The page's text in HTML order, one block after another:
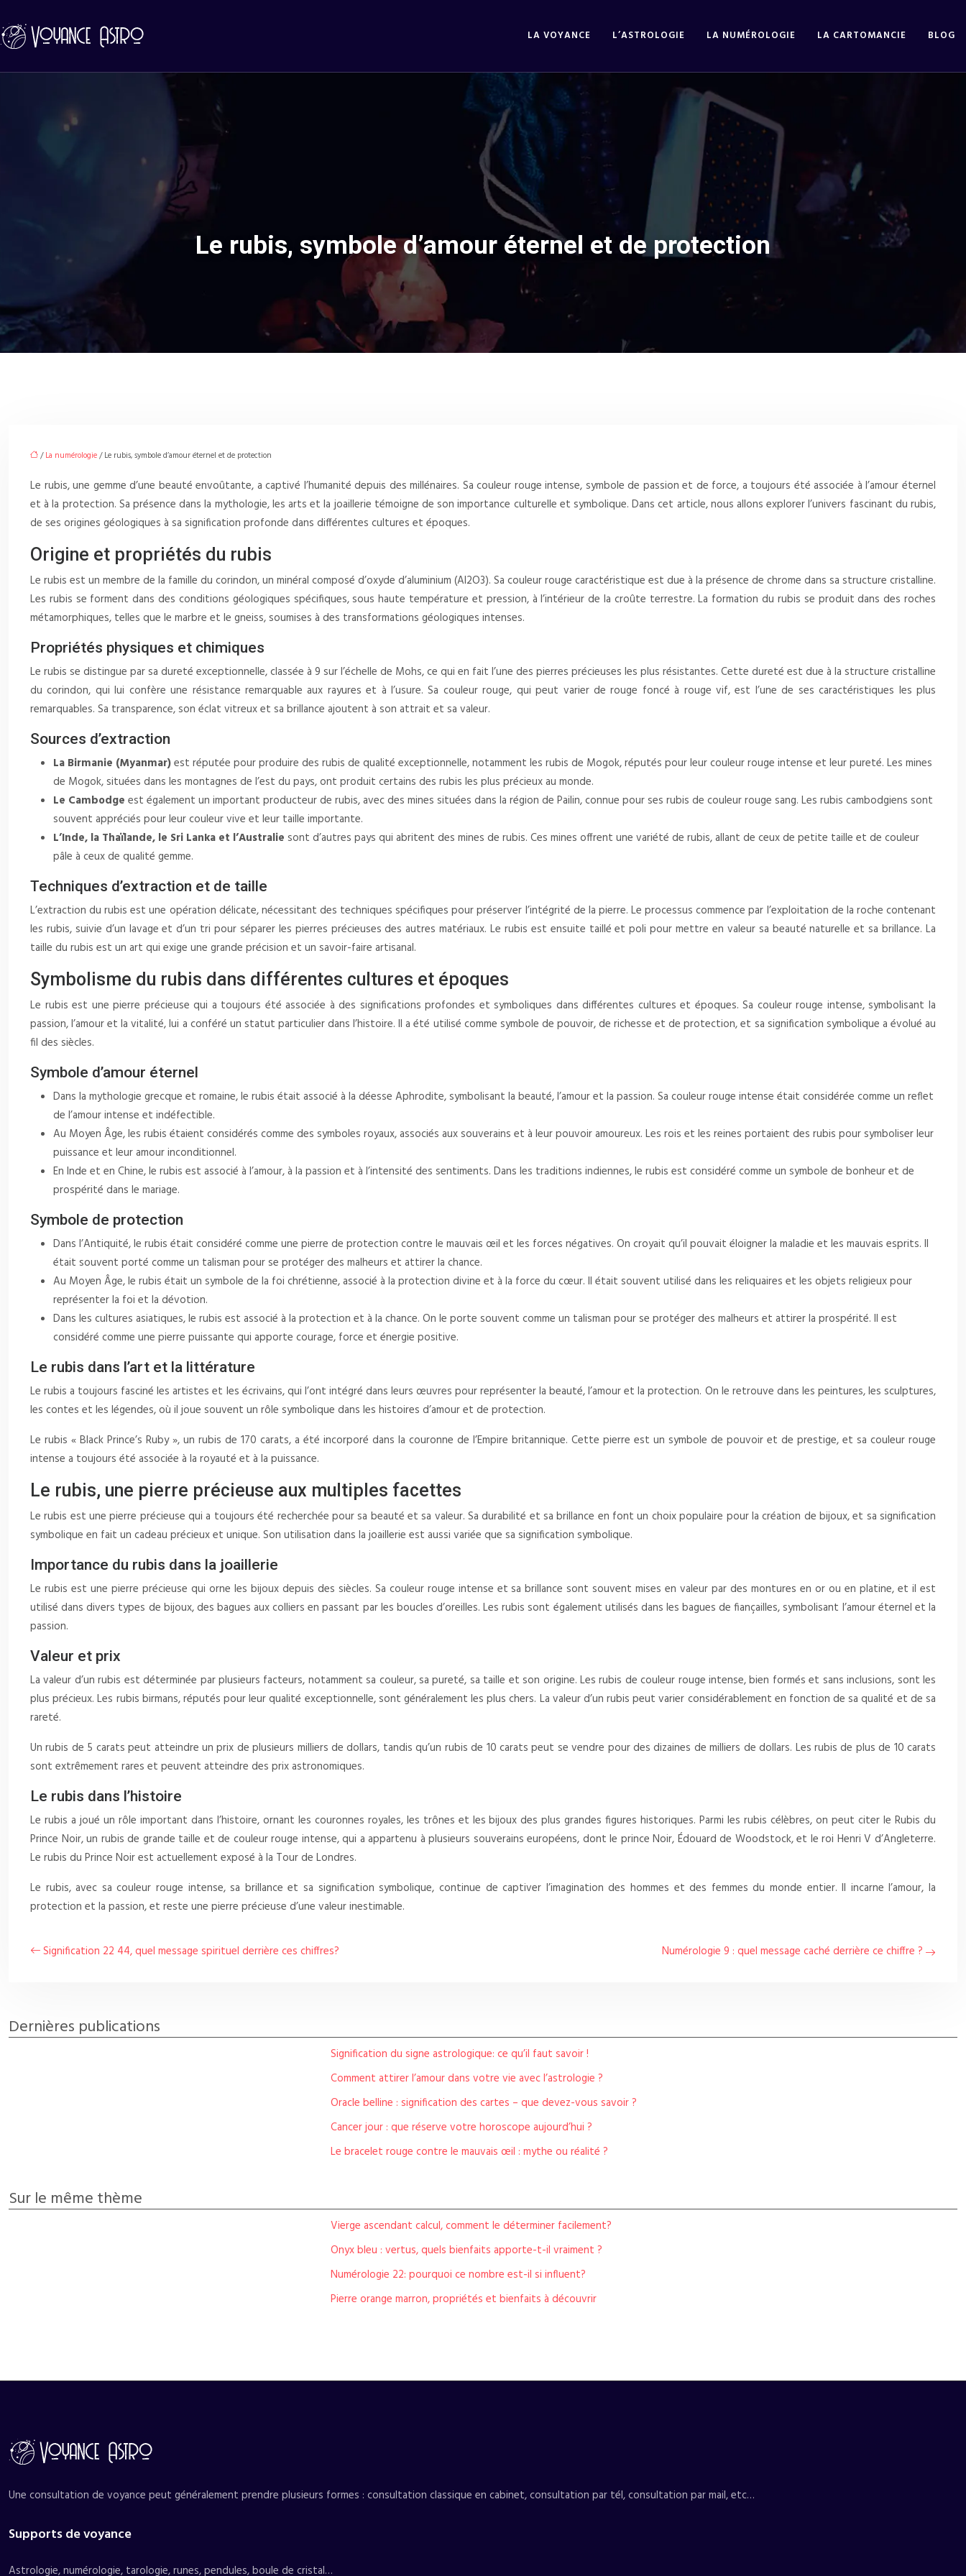
LA VOYANCE L’ASTROLOGIE LA NUMÉROLOGIE LA CARTOMANCIE BLOG
Le rubis, symbole d’amour éternel et de protection
/La numérologie/ Le rubis, symbole d’amour éternel et de protection
Le rubis, une gemme d’une beauté envoûtante, a captivé l’humanité depuis des millénaires. Sa couleur rouge intense, symbole de passion et de force, a toujours été associée à l’amour éternel
et à la protection. Sa présence dans la mythologie, les arts et la joaillerie témoigne de son importance culturelle et symbolique. Dans cet article, nous allons explorer l’univers fascinant du rubis,
de ses origines géologiques à sa signification profonde dans différentes cultures et époques.
Origine et propriétés du rubis
Le rubis est un membre de la famille du corindon, un minéral composé d’oxyde d’aluminium (Al2O3). Sa couleur rouge caractéristique est due à la présence de chrome dans sa structure cristalline.
Les rubis se forment dans des conditions géologiques spécifiques, sous haute température et pression, à l’intérieur de la croûte terrestre. La formation du rubis se produit dans des roches
métamorphiques, telles que le marbre et le gneiss, soumises à des transformations géologiques intenses.
Propriétés physiques et chimiques
Le rubis se distingue par sa dureté exceptionnelle, classée à 9 sur l’échelle de Mohs, ce qui en fait l’une des pierres précieuses les plus résistantes. Cette dureté est due à la structure cristalline
du corindon, qui lui confère une résistance remarquable aux rayures et à l’usure. Sa couleur rouge, qui peut varier de rouge foncé à rouge vif, est l’une de ses caractéristiques les plus
remarquables. Sa transparence, son éclat vitreux et sa brillance ajoutent à son attrait et sa valeur.
Sources d’extraction
La Birmanie (Myanmar)est réputée pour produire des rubis de qualité exceptionnelle, notamment les rubis de Mogok, réputés pour leur couleur rouge intense et leur pureté. Les mines
de Mogok, situées dans les montagnes de l’est du pays, ont produit certains des rubis les plus précieux au monde.
Le Cambodge est également un important producteur de rubis, avec des mines situées dans la région de Pailin, connue pour ses rubis de couleur rouge sang. Les rubis cambodgiens sont
souvent appréciés pour leur couleur vive et leur taille importante.
L’Inde, la Thaïlande, le Sri Lanka et l’Australie sont d’autres pays qui abritent des mines de rubis. Ces mines offrent une variété de rubis, allant de ceux de petite taille et de couleur
pâle à ceux de qualité gemme.
Techniques d’extraction et de taille
L’extraction du rubis est une opération délicate, nécessitant des techniques spécifiques pour préserver l’intégrité de la pierre. Le processus commence par l’exploitation de la roche contenant
les rubis, suivie d’un lavage et d’un tri pour séparer les pierres précieuses des autres matériaux. Le rubis est ensuite taillé et poli pour mettre en valeur sa beauté naturelle et sa brillance. La
taille du rubis est un art qui exige une grande précision et un savoir-faire artisanal.
Symbolisme du rubis dans différentes cultures et époques
Le rubis est une pierre précieuse qui a toujours été associée à des significations profondes et symboliques dans différentes cultures et époques. Sa couleur rouge intense, symbolisant la
passion, l’amour et la vitalité, lui a conféré un statut particulier dans l’histoire. Il a été utilisé comme symbole de pouvoir, de richesse et de protection, et sa signification symbolique a évolué au
fil des siècles.
Symbole d’amour éternel
Dans la mythologie grecque et romaine, le rubis était associé à la déesse Aphrodite, symbolisant la beauté, l’amour et la passion. Sa couleur rouge intense était considérée comme un reflet
de l’amour intense et indéfectible.
Au Moyen Âge, les rubis étaient considérés comme des symboles royaux, associés aux souverains et à leur pouvoir amoureux. Les rois et les reines portaient des rubis pour symboliser leur
puissance et leur amour inconditionnel.
En Inde et en Chine, le rubis est associé à l’amour, à la passion et à l’intensité des sentiments. Dans les traditions indiennes, le rubis est considéré comme un symbole de bonheur et de
prospérité dans le mariage.
Symbole de protection
Dans l’Antiquité, le rubis était considéré comme une pierre de protection contre le mauvais œil et les forces négatives. On croyait qu’il pouvait éloigner la maladie et les mauvais esprits. Il
était souvent porté comme un talisman pour se protéger des malheurs et attirer la chance.
Au Moyen Âge, le rubis était un symbole de la foi chrétienne, associé à la protection divine et à la force du cœur. Il était souvent utilisé dans les reliquaires et les objets religieux pour
représenter la foi et la dévotion.
Dans les cultures asiatiques, le rubis est associé à la protection et à la chance. On le porte souvent comme un talisman pour se protéger des malheurs et attirer la prospérité. Il est
considéré comme une pierre puissante qui apporte courage, force et énergie positive.
Le rubis dans l’art et la littérature
Le rubis a toujours fasciné les artistes et les écrivains, qui l’ont intégré dans leurs œuvres pour représenter la beauté, l’amour et la protection. On le retrouve dans les peintures, les sculptures,
les contes et les légendes, où il joue souvent un rôle symbolique dans les histoires d’amour et de protection.
Le rubis « Black Prince’s Ruby », un rubis de 170 carats, a été incorporé dans la couronne de l’Empire britannique. Cette pierre est un symbole de pouvoir et de prestige, et sa couleur rouge
intense a toujours été associée à la royauté et à la puissance.
Le rubis, une pierre précieuse aux multiples facettes
Le rubis est une pierre précieuse qui a toujours été recherchée pour sa beauté et sa valeur. Sa durabilité et sa brillance en font un choix populaire pour la création de bijoux, et sa signification
symbolique en fait un cadeau précieux et unique. Son utilisation dans la joaillerie est aussi variée que sa signification symbolique.
Importance du rubis dans la joaillerie
Le rubis est une pierre précieuse qui orne les bijoux depuis des siècles. Sa couleur rouge intense et sa brillance sont souvent mises en valeur par des montures en or ou en platine, et il est
utilisé dans divers types de bijoux, des bagues aux colliers en passant par les boucles d’oreilles. Les rubis sont également utilisés dans les bagues de fiançailles, symbolisant l’amour éternel et la
passion.
Valeur et prix
La valeur d’un rubis est déterminée par plusieurs facteurs, notamment sa couleur, sa pureté, sa taille et son origine. Les rubis de couleur rouge intense, bien formés et sans inclusions, sont les
plus précieux. Les rubis birmans, réputés pour leur qualité exceptionnelle, sont généralement les plus chers. La valeur d’un rubis peut varier considérablement en fonction de sa qualité et de sa
rareté.
Un rubis de 5 carats peut atteindre un prix de plusieurs milliers de dollars, tandis qu’un rubis de 10 carats peut se vendre pour des dizaines de milliers de dollars. Les rubis de plus de 10 carats
sont extrêmement rares et peuvent atteindre des prix astronomiques.
Le rubis dans l’histoire
Le rubis a joué un rôle important dans l’histoire, ornant les couronnes royales, les trônes et les bijoux des plus grandes figures historiques. Parmi les rubis célèbres, on peut citer le Rubis du
Prince Noir, un rubis de grande taille et de couleur rouge intense, qui a appartenu à plusieurs souverains européens, dont le prince Noir, Édouard de Woodstock, et le roi Henri V d’Angleterre.
Le rubis du Prince Noir est actuellement exposé à la Tour de Londres.
Le rubis, avec sa couleur rouge intense, sa brillance et sa signification symbolique, continue de captiver l’imagination des hommes et des femmes du monde entier. Il incarne l’amour, la
protection et la passion, et reste une pierre précieuse d’une valeur inestimable.
Signification 22 44, quel message spirituel derrière ces chiffres? Numérologie 9 : quel message caché derrière ce chiffre ?
Dernières publications
Signification du signe astrologique: ce qu’il faut savoir !
Comment attirer l’amour dans votre vie avec l’astrologie ?
Oracle belline : signification des cartes – que devez-vous savoir ?
Cancer jour : que réserve votre horoscope aujourd’hui ?
Le bracelet rouge contre le mauvais œil : mythe ou réalité ?
Sur le même thème
Vierge ascendant calcul, comment le déterminer facilement?
Onyx bleu : vertus, quels bienfaits apporte-t-il vraiment ?
Numérologie 22: pourquoi ce nombre est-il si influent?
Pierre orange marron, propriétés et bienfaits à découvrir
Une consultation de voyance peut généralement prendre plusieurs formes : consultation classique en cabinet, consultation par tél, consultation par mail, etc…
Supports de voyance
Astrologie, numérologie, tarologie, runes, pendules, boule de cristal…